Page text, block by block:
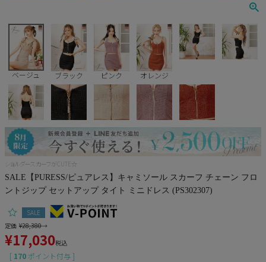
JENNNY
COMEX
Rechercher
Pleaser
ベージュ ブラック ピンク オレンジ
ショルダースカーフがCUTE☆
SALE【PURESS/ピュアレス】キャミソール スカーフ チェーン フロ
ントジップ セットアップ タイト ミニドレス (PS302307)
SALE
定価 ¥28,380→
¥17,030税込
[ 170 ポイント付与 ]